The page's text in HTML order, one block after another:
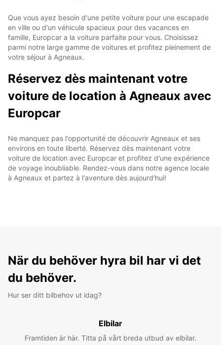
Que vous ayez besoin d'une petite voiture pour une escapade
en ville ou d'un véhicule spacieux pour des vacances en
famille, Europcar a la voiture parfaite pour vous. Choisissez
parmi notre large gamme de voitures et profitez pleinement de
votre séjour à Agneaux.
Réservez dès maintenant votre
voiture de location à Agneaux avec
Europcar
Ne manquez pas l'opportunité de découvrir Agneaux et ses
environs en toute liberté. Réservez dès maintenant votre
voiture de location avec Europcar et profitez d'une expérience
de voyage inoubliable. Rendez-vous dans notre agence locale
à Agneaux et partez à l'aventure dès aujourd'hui!
När du behöver hyra bil har vi det
du behöver.
Hur ser ditt bilbehov ut idag?
Elbilar
Framtiden är här. Titta på vårt breda utbud av elbilar.